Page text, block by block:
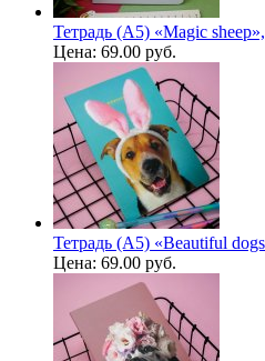
Тетрадь (A5) «Magic
Цена: 69.00 руб.
Тетрадь (A5) «Beautiful
Цена: 69.00 руб.